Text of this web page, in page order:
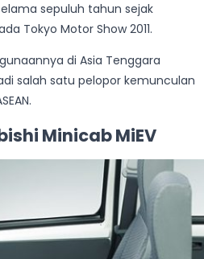
sepuluh tahun sejak
Tokyo Motor Show 2011.
di Asia Tenggara
salah satu pelopor kemunculan
Minicab MiEV